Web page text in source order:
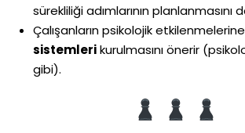
sürekliliği adımlarının planlanmasını
Çalışanların psikolojik etkilenmelerine
sistemlerikurulmasını önerir
gibi).